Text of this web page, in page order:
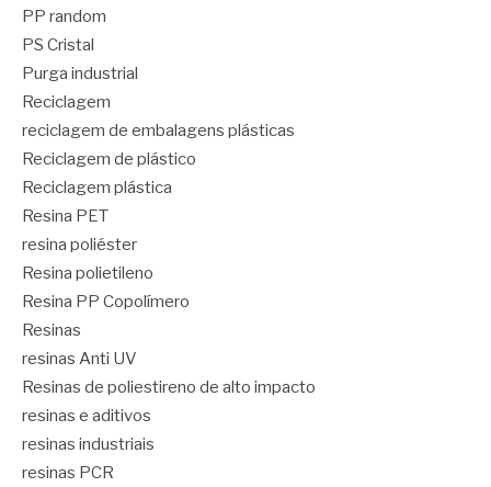
PP random
PS Cristal
Purga industrial
Reciclagem
reciclagem de embalagens plásticas
Reciclagem de plástico
Reciclagem plástica
Resina PET
resina poliéster
Resina polietileno
Resina PP Copolímero
Resinas
resinas Anti UV
Resinas de poliestireno de alto impacto
resinas e aditivos
resinas industriais
resinas PCR